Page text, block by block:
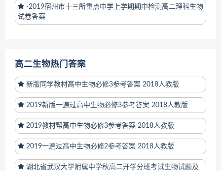
-2019宿州市十三所重点中学上学期期中检测高二理科生物
试卷答案
高二生物热门答案
新版同学教材高中生物必修3参考答案 2018人教版
2019新版一遍过高中生物必修3参考答案 2018人教版
2019教材帮高中生物必修3参考答案 2018人教版
2019一遍过高中生物必修2参考答案 2018人教版
湖北省武汉大学附属中学秋高二开学分班考试生物试题及